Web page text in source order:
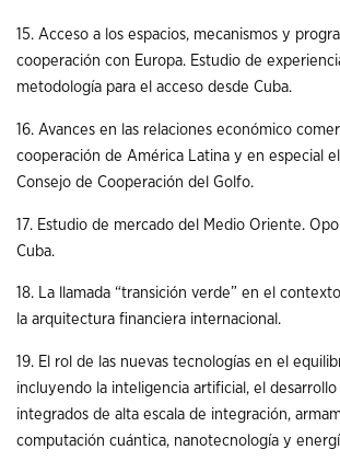
15. Acceso a los espacios, mecanismos y
cooperación con Europa. Estudio de
metodología para el acceso desde Cuba.
16. Avances en las relaciones económico
cooperación de América Latina y en especial
Consejo de Cooperación del Golfo.
17. Estudio de mercado del Medio Oriente.
Cuba.
18. La llamada “transición verde” en el
la arquitectura financiera internacional.
19. El rol de las nuevas tecnologías en el
incluyendo la inteligencia artificial, el
integrados de alta escala de integración,
computación cuántica, nanotecnología y